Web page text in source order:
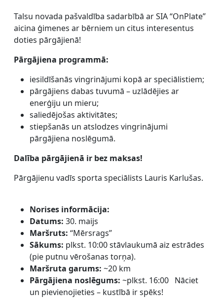
Talsu novada pašvaldība sadarbībā ar SIA “OnPlate”
aicina ģimenes ar bērniem un citus interesentus
doties pārgājienā!
Pārgājiena programmā:
iesildīšanās vingrinājumi kopā ar speciālistiem;
pārgājiens dabas tuvumā – uzlādējies ar
enerģiju un mieru;
saliedējošas aktivitātes;
stiepšanās un atslodzes vingrinājumi
pārgājiena noslēgumā.
Dalība pārgājienā ir bez maksas!
Pārgājienu vadīs sporta speciālists Lauris Karlušas.
Norises informācija:
Datums: 30. maijs
Maršruts: “Mērsrags”
Sākums: plkst. 10:00 stāvlaukumā aiz estrādes
(pie putnu vērošanas torņa).
Maršruta garums: ~20 km
Pārgājiena noslēgums: ~plkst. 16:00 Nāciet
un pievienojieties – kustībā ir spēks!